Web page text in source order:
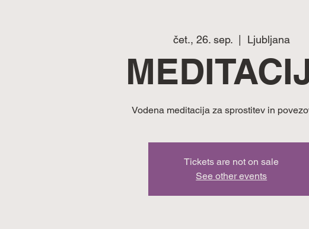
čet., 26. sep.
  |
Ljubljana
Vodena meditacija za sprostitev in
Tickets are not on sale
See other events